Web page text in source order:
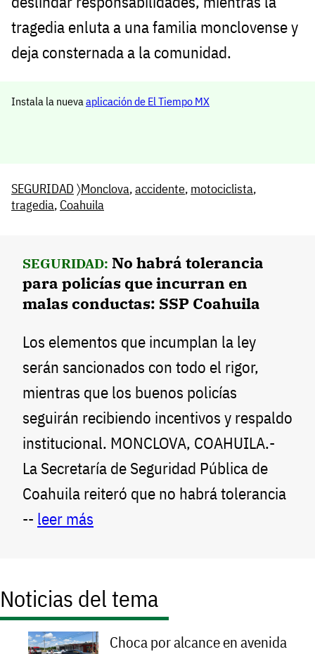
tragedia enluta a una familia monclovense y
deja consternada a la comunidad.
Instala la nueva aplicación de El Tiempo MX
SEGURIDAD 〉Monclova,accidente, motociclista,
tragedia, Coahuila
SEGURIDAD: No habrá tolerancia
para policías que incurran en
malas conductas: SSP Coahuila
Los elementos que incumplan la ley
serán sancionados con todo el rigor,
mientras que los buenos policías
seguirán recibiendo incentivos y respaldo
institucional. MONCLOVA, COAHUILA.-
La Secretaría de Seguridad Pública de
Coahuila reiteró que no habrá tolerancia
-- leer más
Noticias del tema
Choca por alcance en avenida